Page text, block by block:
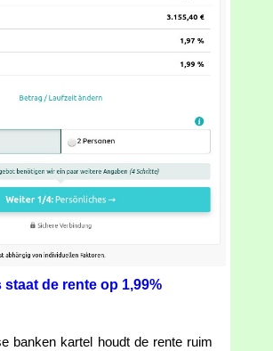
de rente op 1,99%
banken kartel houdt de rente ruim